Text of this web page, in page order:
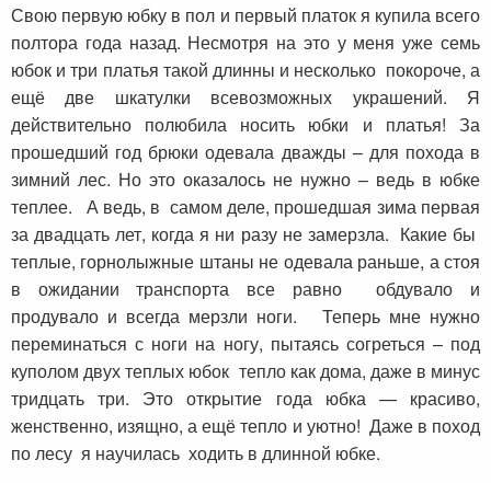
Свою первую юбку в пол и первый платок я купила всего
полтора года назад. Несмотря на это у меня уже семь
юбок и три платья такой длинны и несколько покороче, а
ещё две шкатулки всевозможных украшений. Я
действительно полюбила носить юбки и платья! За
прошедший год брюки одевала дважды – для похода в
зимний лес. Но это оказалось не нужно – ведь в юбке
теплее. А ведь, в самом деле, прошедшая зима первая
за двадцать лет, когда я ни разу не замерзла. Какие бы
теплые, горнолыжные штаны не одевала раньше, а стоя
в ожидании транспорта все равно обдувало и
продувало и всегда мерзли ноги. Теперь мне нужно
переминаться с ноги на ногу, пытаясь согреться – под
куполом двух теплых юбок тепло как дома, даже в минус
тридцать три. Это открытие года юбка — красиво,
женственно, изящно, а ещё тепло и уютно! Даже в поход
по лесу я научилась ходить в длинной юбке.